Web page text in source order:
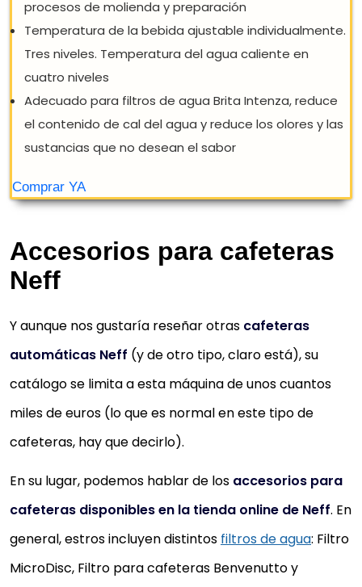
NEFF CKS1561N - CAFETERA DE GOTEO
EMPOTRABLE (ACERO INOXIDABLE,
SISTEMA SENSOFLOW)
El innovador sistema de calefacción garantiza el
máximo aroma
Preparación de café con leche One Touch con solo
pulsar un botón
Café extrafuerte AromaDoubleShot con contenido
de sustancias amargas reducido a través de dos
Temperatura de la bebida ajustable
Tres niveles. Temperatura del agua caliente en
Adecuado para filtros de agua Brita Intenza,
el contenido de cal del agua y reduce los olores y
sustancias que no desean el sabor
Comprar YA
Accesorios para cafeteras
Neff
Y aunque nos gustaría reseñar otras cafeteras
automáticas Neff (y de otro tipo, claro está), su
catálogo se limita a esta máquina de unos cuantos
miles de euros (lo que es normal en este tipo de
cafeteras, hay que decirlo).
En su lugar, podemos hablar de los accesorios para
cafeteras disponibles en la tienda online de Neff. En
general, estros incluyen distintos filtros de agua: Filtro
MicroDisc, Filtro para cafeteras Benvenutto y